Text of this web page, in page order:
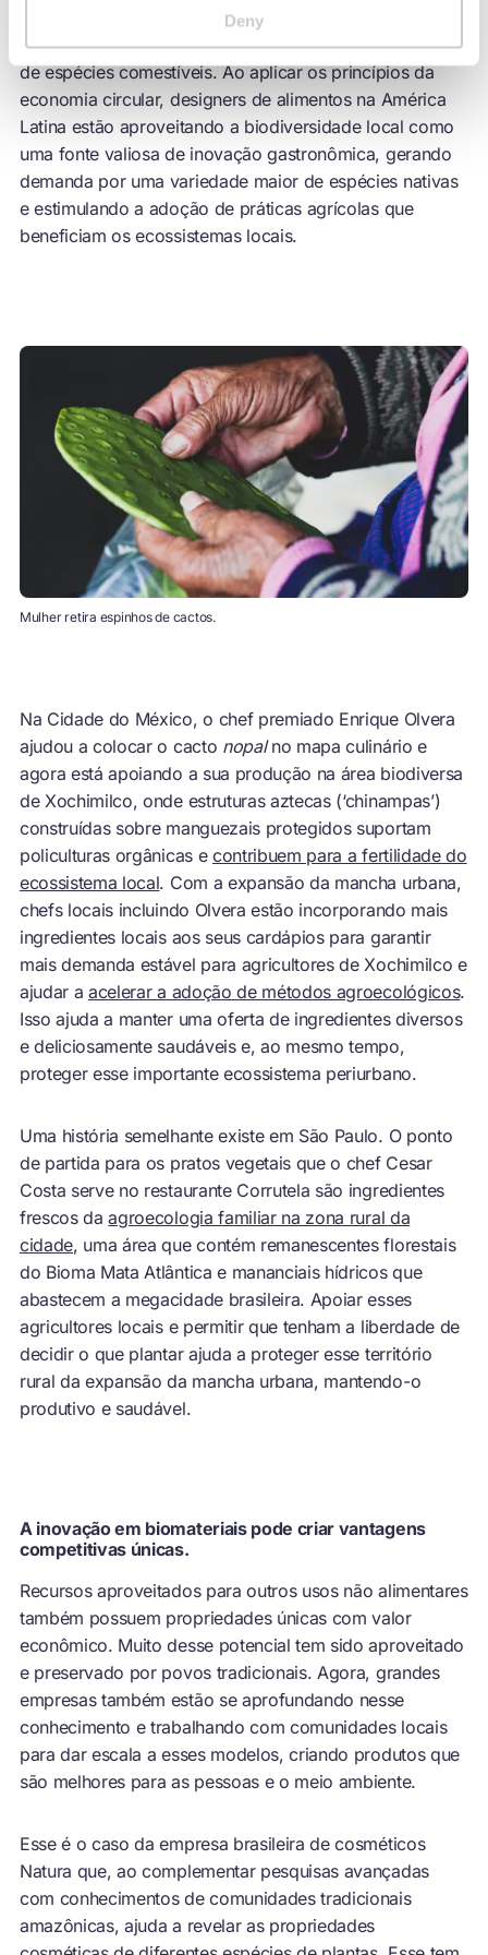
Deny
dos alimentos mundiais são gerados por apenas 12
espécies, apesar da existência de centenas de milhares
de espécies comestíveis. Ao aplicar os princípios da
economia circular, designers de alimentos na América
Latina estão aproveitando a biodiversidade local como
uma fonte valiosa de inovação gastronômica, gerando
demanda por uma variedade maior de espécies nativas
e estimulando a adoção de práticas agrícolas que
beneficiam os ecossistemas locais.
Mulher retira espinhos de cactos.
Na Cidade do México, o chef premiado Enrique Olvera
ajudou a colocar o cacto nopalno mapa culinário e
agora está apoiando a sua produção na área biodiversa
de Xochimilco, onde estruturas aztecas (‘chinampas’)
construídas sobre manguezais protegidos suportam
policulturas orgânicas e contribuem para a fertilidade do
ecossistema local. Com a expansão da mancha urbana,
chefs locais incluindo Olvera estão incorporando mais
ingredientes locais aos seus cardápios para garantir
mais demanda estável para agricultores de Xochimilco e
ajudar aacelerar a adoção de métodos agroecológicos.
Isso ajuda a manter uma oferta de ingredientes diversos
e deliciosamente saudáveis e, ao mesmo tempo,
proteger esse importante ecossistema periurbano.
Uma história semelhante existe em São Paulo. O ponto
de partida para os pratos vegetais que o chef Cesar
Costa serve no restaurante Corrutela são ingredientes
frescos daagroecologia familiar na zona rural da
cidade, uma área que contém remanescentes florestais
do Bioma Mata Atlântica e mananciais hídricos que
abastecem a megacidade brasileira. Apoiar esses
agricultores locais e permitir que tenham a liberdade de
decidir o que plantar ajuda a proteger esse território
rural da expansão da mancha urbana, mantendo-o
produtivo e saudável.
A inovação em biomateriais pode criar vantagens
competitivas únicas.
Recursos aproveitados para outros usos não alimentares
também possuem propriedades únicas com valor
econômico. Muito desse potencial tem sido aproveitado
e preservado por povos tradicionais. Agora, grandes
empresas também estão se aprofundando nesse
conhecimento e trabalhando com comunidades locais
para dar escala a esses modelos, criando produtos que
são melhores para as pessoas e o meio ambiente.
Esse é o caso da empresa brasileira de cosméticos
Natura que, ao complementar pesquisas avançadas
com conhecimentos de comunidades tradicionais
amazônicas, ajuda a revelar as propriedades